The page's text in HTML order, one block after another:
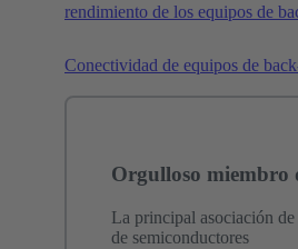
rendimiento de los equipos de
Conectividad de equipos de
Orgulloso miembro
La principal asociación
de semiconductores